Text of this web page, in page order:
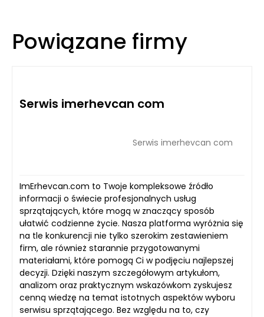
Powiązane firmy
Serwis imerhevcan com
Serwis imerhevcan com
ImErhevcan.com to Twoje kompleksowe źródło
informacji o świecie profesjonalnych usług
sprzątających, które mogą w znaczący sposób
ułatwić codzienne życie. Nasza platforma wyróżnia się
na tle konkurencji nie tylko szerokim zestawieniem
firm, ale również starannie przygotowanymi
materiałami, które pomogą Ci w podjęciu najlepszej
decyzji. Dzięki naszym szczegółowym artykułom,
analizom oraz praktycznym wskazówkom zyskujesz
cenną wiedzę na temat istotnych aspektów wyboru
serwisu sprzątającego. Bez względu na to, czy